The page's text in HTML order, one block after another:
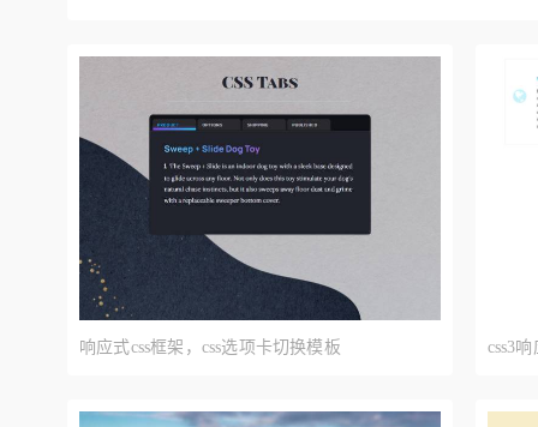
弹跳效果 烟
响应式css框架，css选项卡切换模板 css3